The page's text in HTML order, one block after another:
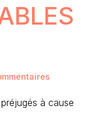
à cause